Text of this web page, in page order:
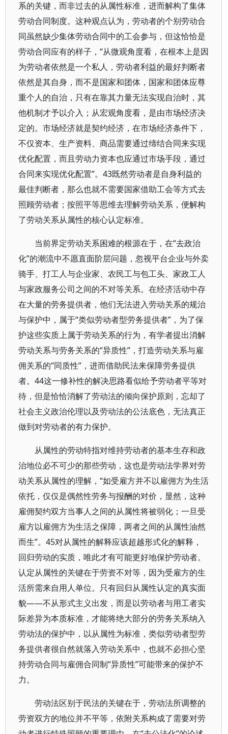
系的关键，而非过去的从属性标准，进而解构了集体
劳动合同制度。这种观点认为，劳动者的个别劳动合
同虽然缺少集体劳动合同中的工会参与，但这恰恰是
劳动合同应有的样子，“从微观角度看，在根本上是因
为劳动者依然是一个私人，劳动者利益的最好判断者
依然是其自身，而不是国家和团体，国家和团体应尊
重个人的自治，只有在靠其力量无法实现自治时，其
他机制才予以介入；从宏观角度看，是由市场经济决
定的。市场经济就是契约经济，在市场经济条件下，
不仅资本、生产资料、商品需要通过缔结合同来实现
优化配置，而且劳动力资本也应通过市场手段，通过
合同来实现优化配置”。43既然劳动者是自身利益的
最佳判断者，那么也就不需要国家借助工会等方式去
照顾劳动者；按照平等思维去理解劳动关系，便解构
了劳动关系从属性的核心认定标准。
当前界定劳动关系困难的根源在于，在“去政治
化”的潮流中不愿直面阶层问题，忽视平台企业与外卖
骑手、打工人与企业家、农民工与包工头、家政工人
与家政服务公司之间的不对等关系。在经济活动中存
在大量的劳务提供者，他们无法进入劳动关系的规治
与保护中，属于“类似劳动者型劳务提供者”，为了保
护这些实质上属于劳动关系的行为，有学者提出消解
劳动关系与劳务关系的“异质性”，打造劳动关系与雇
佣关系的“同质性”，进而借助民法来保障劳务提供
者。44这一修补性的解决思路看似给予劳动者平等对
待，但是恰恰消解了劳动法的倾向保护原则，忘却了
社会主义政治伦理以及劳动法的公法底色，无法真正
做到对劳动者的有力保护。
从属性的劳动特指对维持劳动者的基本生存和政
治地位必不可少的那些劳动，这也是劳动法学界对劳
动关系从属性的理解，“如受雇方并不以雇佣方为生活
依托，仅仅是偶然性劳务与报酬的对价，显然，这种
雇佣契约双方当事人之间的从属性将被弱化；一旦受
雇方以雇佣方为生活之保障，两者之间的从属性油然
而生”。45对从属性的解释应该超越形式化的解释，
回归劳动的实质，唯此才有可能更好地保护劳动者。
认定从属性的关键在于劳资不对等，因为受雇方的生
活所需来自用人单位。只有回归从属性认定的真实面
貌——不从形式主义出发，而是以劳动者与用工者实
际差异为本质标准，才能将绝大部分的劳务关系纳入
劳动法的保护中，以从属性为标准，类似劳动者型劳
务提供者很自然就落入劳动关系中，也就不必担心坚
持劳动合同与雇佣合同制“异质性”可能带来的保护不
力。
劳动法区别于民法的关键在于，劳动法所调整的
劳资双方的地位并不平等，依附关系构成了需要对劳